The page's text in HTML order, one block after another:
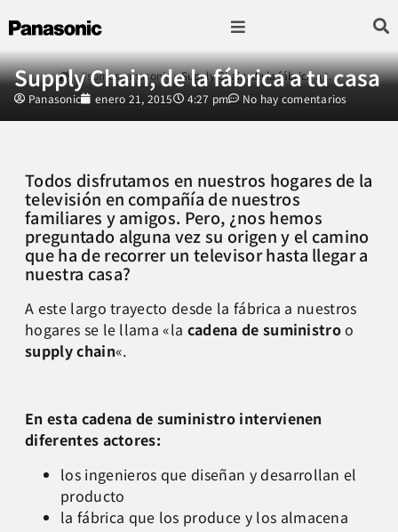
»#somospanasonic»Supply Chain, de la fábrica a t…
Supply Chain, de la fábrica a tu casa
Panasonic enero 21, 2015 4:27 pm No hay comentarios
Todos disfrutamos en nuestros hogares de la
televisión en compañía de nuestros
familiares y amigos. Pero, ¿nos hemos
preguntado alguna vez su origen y el camino
que ha de recorrer un televisor hasta llegar a
nuestra casa?
A este largo trayecto desde la fábrica a nuestros
hogares se le llama «la cadena de suministroo
supply chain«.
En esta cadena de suministro intervienen
diferentes actores:
los ingenieros que diseñan y desarrollan el
producto
la fábrica que los produce y los almacena